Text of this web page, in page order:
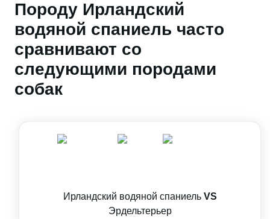
Породу Ирландский
водяной спаниель часто
сравнивают со
следующими породами
собак
Ирландский водяной спаниель VS
Эрдельтерьер